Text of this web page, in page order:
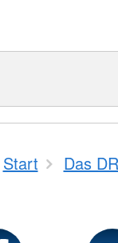
Start Das